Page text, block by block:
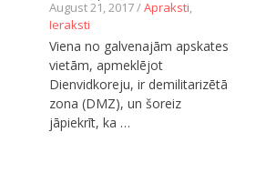
Ceļojumu apraksti
Jaunākie ieraksti
August 21, 2017 /Apraksti,
Ieraksti
Viena no galvenajām apskates
vietām, apmeklējot
Dienvidkoreju, ir demilitarizētā
zona (DMZ), un šoreiz
jāpiekrīt, ka …